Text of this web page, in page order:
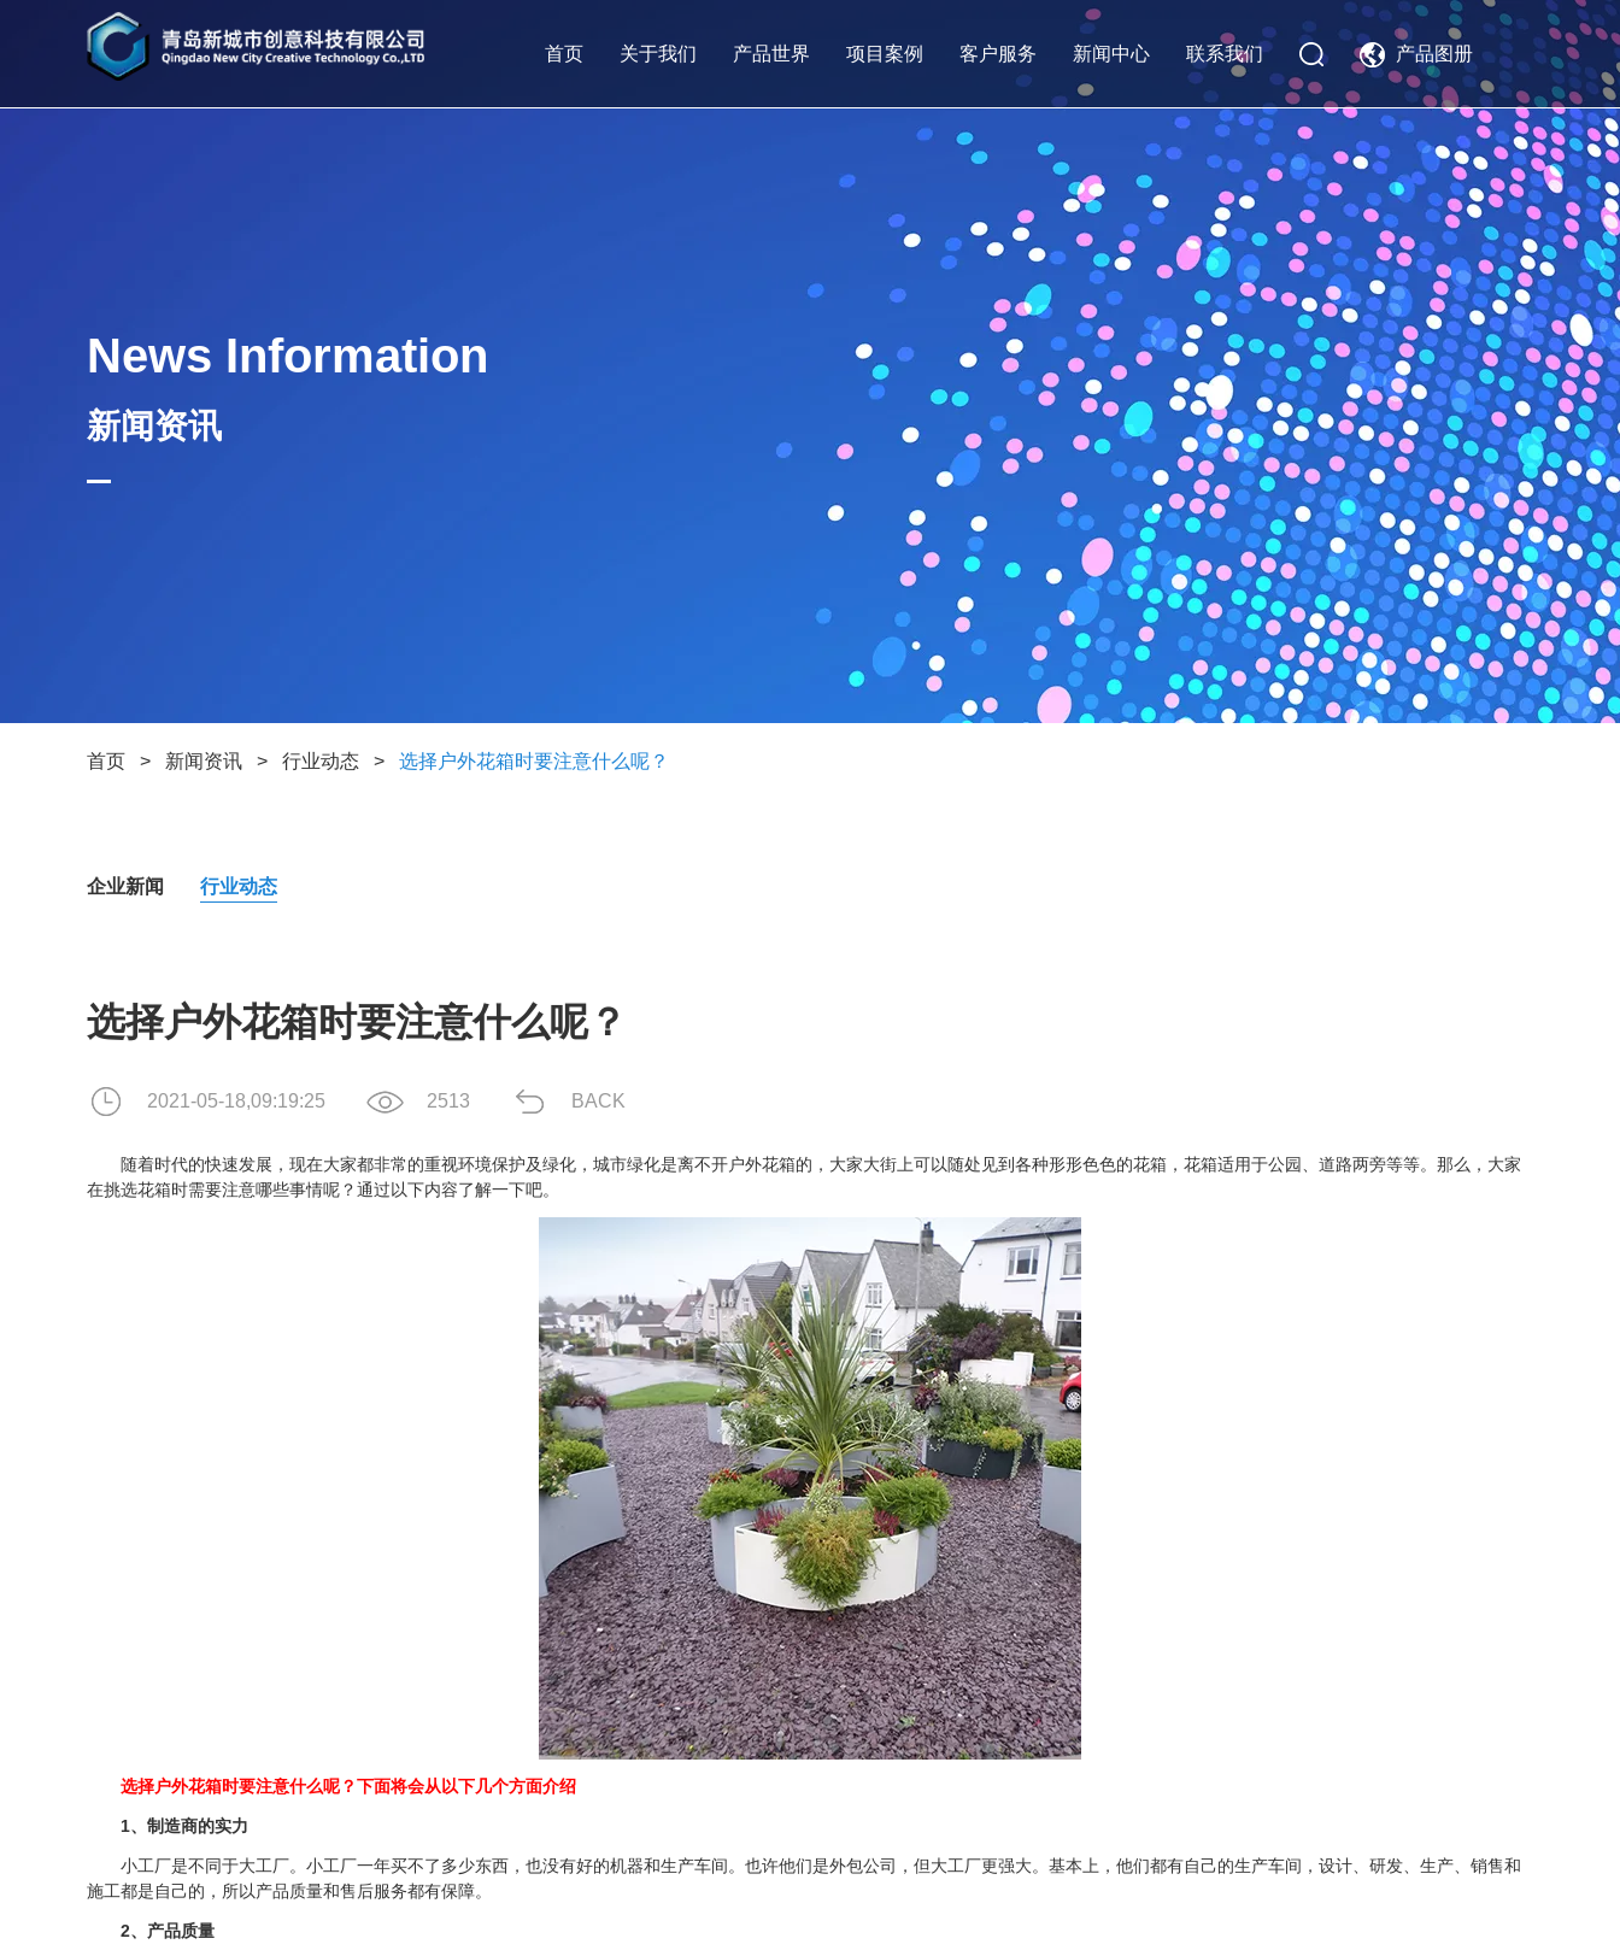
首页 关于我们 产品世界 项目案例 客户服务 新闻中心 联系我们 产品图册
News Information
新闻资讯
首页 > 新闻资讯 > 行业动态 > 选择户外花箱时要注意什么呢？
企业新闻 行业动态
选择户外花箱时要注意什么呢？
2021-05-18,09:19:25 2513 BACK
随着时代的快速发展，现在大家都非常的重视环境保护及绿化，城市绿化是离不开户外花箱的，大家大街上可以随处见到各种形形色色的花箱，花箱适用于公园、道路两旁等等。那么，大家
在挑选花箱时需要注意哪些事情呢？通过以下内容了解一下吧。
选择户外花箱时要注意什么呢？下面将会从以下几个方面介绍
1、制造商的实力
小工厂是不同于大工厂。小工厂一年买不了多少东西，也没有好的机器和生产车间。也许他们是外包公司，但大工厂更强大。基本上，他们都有自己的生产车间，设计、研发、生产、销售和
施工都是自己的，所以产品质量和售后服务都有保障。
2、产品质量